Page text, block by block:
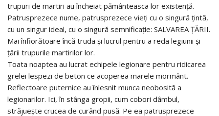
trupuri de martiri au încheiat pământeasca lor existenţă.
Patrusprezece nume, patrusprezece vieţi cu o singură ţintă,
cu un singur ideal, cu o singură semnificaţie: SALVAREA ŢĂRII.
Mai înfiorătoare încă truda şi lucrul pentru a reda legiunii şi
ţării trupurile martirilor lor.
Toata noaptea au lucrat echipele legionare pentru ridicarea
grelei lespezi de beton ce acoperea marele mormânt.
Reflectoare puternice au înlesnit munca neobosită a
legionarilor. Ici, în stânga gropii, cum cobori dâmbul,
străjueşte crucea de curând pusă. Pe ea patrusprezece